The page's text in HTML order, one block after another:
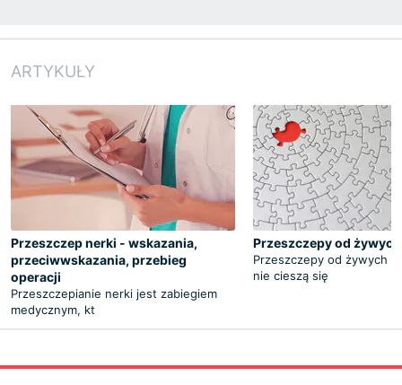
ARTYKUŁY
Przeszczep nerki - wskazania,
przeciwwskazania, przebieg
operacji
Przeszczepianie nerki jest zabiegiem
medycznym, kt
Przeszczepy od
Przeszczepy od żywych
nie cieszą się